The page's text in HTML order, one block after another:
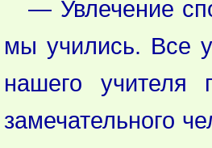
— Увлечение
мы учились. Все
нашего учителя
замечательного